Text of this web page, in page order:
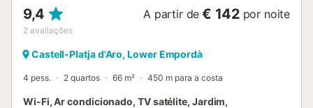
9,4
2 avaliações
A partir de € 142 por noite
Castell-Platja d'Aro, Lower Empordà
4 pess. 2 quartos 66 m² 450 m para a costa
Wi-Fi, Ar condicionado, TV satélite, Jardim,